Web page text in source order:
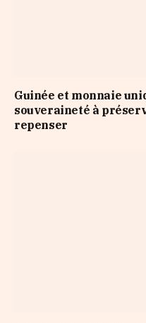
Guinée et monnaie
souveraineté à
repenser